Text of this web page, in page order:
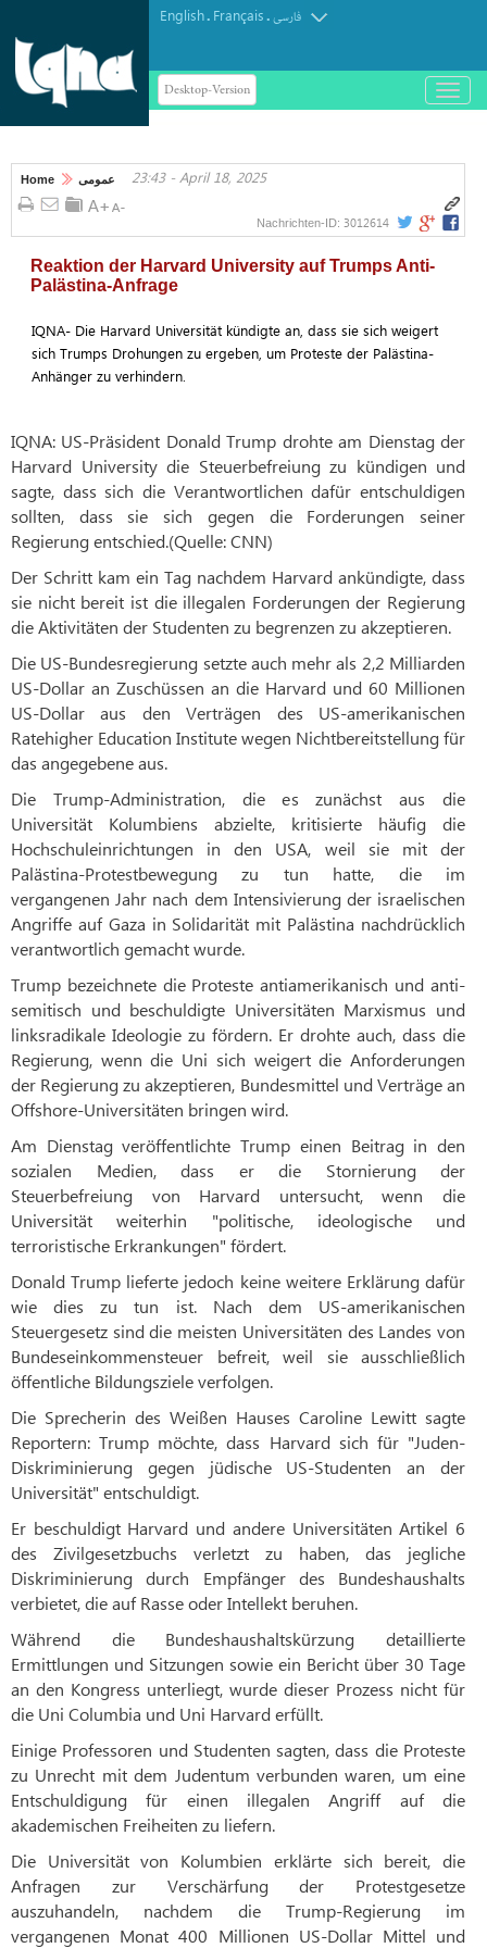
English. Français.فارسی
Desktop-Version
باز
و
کردن
Home عمومی 23:43 - April 18, 2025
Nachrichten-ID: 3012614
Reaktion der Harvard University auf Trumps Anti-
Palästina-Anfrage
IQNA- Die Harvard Universität kündigte an, dass sie sich weigert
sich Trumps Drohungen zu ergeben, um Proteste der Palästina-
Anhänger zu verhindern.
IQNA: US-Präsident Donald Trump drohte am Dienstag der
Harvard University die Steuerbefreiung zu kündigen und
sagte, dass sich die Verantwortlichen dafür entschuldigen
sollten, dass sie sich gegen die Forderungen seiner
Regierung entschied.(Quelle: CNN)
Der Schritt kam ein Tag nachdem Harvard ankündigte, dass
sie nicht bereit ist die illegalen Forderungen der Regierung
die Aktivitäten der Studenten zu begrenzen zu akzeptieren.
Die US-Bundesregierung setzte auch mehr als 2,2 Milliarden
US-Dollar an Zuschüssen an die Harvard und 60 Millionen
US-Dollar aus den Verträgen des US-amerikanischen
Ratehigher Education Institute wegen Nichtbereitstellung für
das angegebene aus.
Die Trump-Administration, die es zunächst aus die
Universität Kolumbiens abzielte, kritisierte häufig die
Hochschuleinrichtungen in den USA, weil sie mit der
Palästina-Protestbewegung zu tun hatte, die im
vergangenen Jahr nach dem Intensivierung der israelischen
Angriffe auf Gaza in Solidarität mit Palästina nachdrücklich
verantwortlich gemacht wurde.
Trump bezeichnete die Proteste antiamerikanisch und anti-
semitisch und beschuldigte Universitäten Marxismus und
linksradikale Ideologie zu fördern. Er drohte auch, dass die
Regierung, wenn die Uni sich weigert die Anforderungen
der Regierung zu akzeptieren, Bundesmittel und Verträge an
Offshore-Universitäten bringen wird.
Am Dienstag veröffentlichte Trump einen Beitrag in den
sozialen Medien, dass er die Stornierung der
Steuerbefreiung von Harvard untersucht, wenn die
Universität weiterhin "politische, ideologische und
terroristische Erkrankungen" fördert.
Donald Trump lieferte jedoch keine weitere Erklärung dafür
wie dies zu tun ist. Nach dem US-amerikanischen
Steuergesetz sind die meisten Universitäten des Landes von
Bundeseinkommensteuer befreit, weil sie ausschließlich
öffentliche Bildungsziele verfolgen.
Die Sprecherin des Weißen Hauses Caroline Lewitt sagte
Reportern: Trump möchte, dass Harvard sich für "Juden-
Diskriminierung gegen jüdische US-Studenten an der
Universität" entschuldigt.
Er beschuldigt Harvard und andere Universitäten Artikel 6
des Zivilgesetzbuchs verletzt zu haben, das jegliche
Diskriminierung durch Empfänger des Bundeshaushalts
verbietet, die auf Rasse oder Intellekt beruhen.
Während die Bundeshaushaltskürzung detaillierte
Ermittlungen und Sitzungen sowie ein Bericht über 30 Tage
an den Kongress unterliegt, wurde dieser Prozess nicht für
die Uni Columbia und Uni Harvard erfüllt.
Einige Professoren und Studenten sagten, dass die Proteste
zu Unrecht mit dem Judentum verbunden waren, um eine
Entschuldigung für einen illegalen Angriff auf die
akademischen Freiheiten zu liefern.
Die Universität von Kolumbien erklärte sich bereit, die
Anfragen zur Verschärfung der Protestgesetze
auszuhandeln, nachdem die Trump-Regierung im
vergangenen Monat 400 Millionen US-Dollar Mittel und